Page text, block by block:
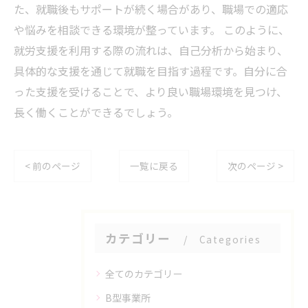
た、就職後もサポートが続く場合があり、職場での適応
や悩みを相談できる環境が整っています。 このように、
就労支援を利用する際の流れは、自己分析から始まり、
具体的な支援を通じて就職を目指す過程です。自分に合
った支援を受けることで、より良い職場環境を見つけ、
長く働くことができるでしょう。
< 前のページ 一覧に戻る 次のページ >
カテゴリー Categories
全てのカテゴリー
B型事業所